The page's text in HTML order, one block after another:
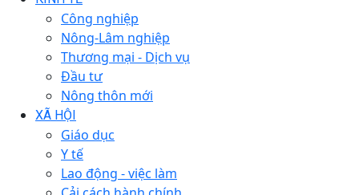
Công nghiệp
Nông-Lâm nghiệp
Thương mại - Dịch vụ
Đầu tư
Nông thôn mới
XÃ HỘI
Giáo dục
Y tế
Lao động - việc làm